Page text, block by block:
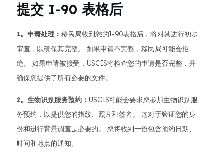
提交 I-90 表格后
1。申请处理： 移民局收到您的I-90表格后，将对其进行初步
审查，以确保其完整。 如果申请不完整，移民局可能会拒
绝。 如果申请被接受，USCIS将检查您的申请是否完整，并
确保您提供了所有必要的文件。
2。生物识别服务预约： USCIS可能会要求您参加生物识别服
务预约，以提供您的指纹、照片和签名。 这对于验证您的身
份和进行背景调查是必要的。 您将收到一份包含预约日期、
时间和地点的通知。